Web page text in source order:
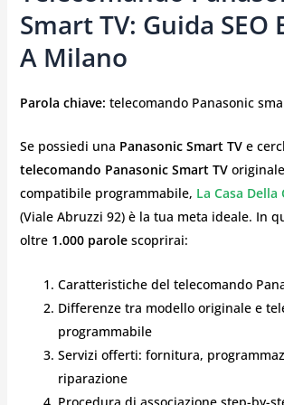
Smart TV: Guida SEO
A Milano
Parola chiave: telecomando Panasonic
Se possiedi una Panasonic Smart TVe
telecomando Panasonic Smart TV
compatibile programmabile, La Casa
(Viale Abruzzi 92) è la tua meta ideale. In
oltre 1.000 parolescoprirai:
Caratteristiche del telecomando
Differenze tra modello originale e
programmabile
Servizi offerti: fornitura,
riparazione